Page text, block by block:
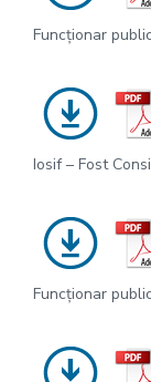
Funcționar public
Iosif – Fost
Funcționar public